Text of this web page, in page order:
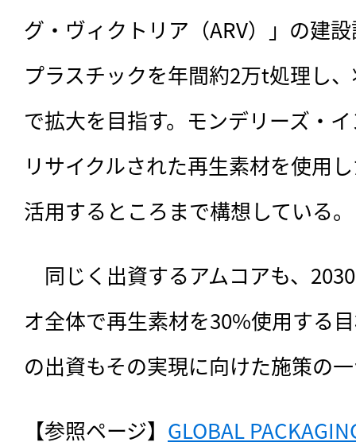
グ・ヴィクトリア（ARV）」の建
プラスチックを年間約2万t処理し
で拡大を目指す。モンデリーズ・
リサイクルされた再生素材を使用
活用するところまで構想している。
同じく出資するアムコアも、
オ全体で再生素材を30%使用する
の出資もその実現に向けた施策の
【参照ページ】 GLOBAL